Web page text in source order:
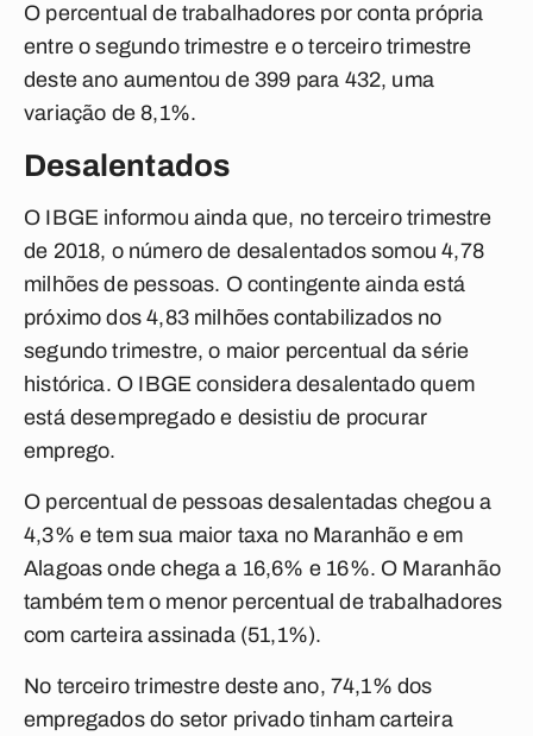
O percentual de trabalhadores por conta própria
entre o segundo trimestre e o terceiro trimestre
deste ano aumentou de 399 para 432, uma
variação de 8,1%.
Desalentados
O IBGE informou ainda que, no terceiro trimestre
de 2018, o número de desalentados somou 4,78
milhões de pessoas. O contingente ainda está
próximo dos 4,83 milhões contabilizados no
segundo trimestre, o maior percentual da série
histórica. O IBGE considera desalentado quem
está desempregado e desistiu de procurar
emprego.
O percentual de pessoas desalentadas chegou a
4,3% e tem sua maior taxa no Maranhão e em
Alagoas onde chega a 16,6% e 16%. O Maranhão
também tem o menor percentual de trabalhadores
com carteira assinada (51,1%).
No terceiro trimestre deste ano, 74,1% dos
empregados do setor privado tinham carteira